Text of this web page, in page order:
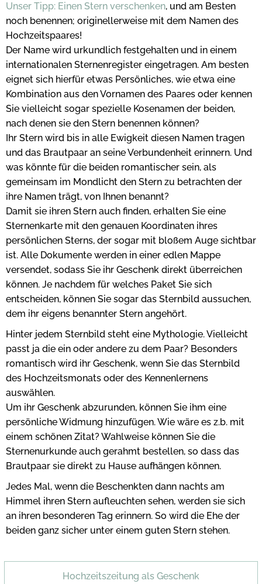
Unser Tipp: Einen Stern verschenken, und am Besten
noch benennen; originellerweise mit dem Namen des
Hochzeitspaares!
Der Name wird urkundlich festgehalten und in einem
internationalen Sternenregister eingetragen. Am besten
eignet sich hierfür etwas Persönliches, wie etwa eine
Kombination aus den Vornamen des Paares oder kennen
Sie vielleicht sogar spezielle Kosenamen der beiden,
nach denen sie den Stern benennen können?
Ihr Stern wird bis in alle Ewigkeit diesen Namen tragen
und das Brautpaar an seine Verbundenheit erinnern. Und
was könnte für die beiden romantischer sein, als
gemeinsam im Mondlicht den Stern zu betrachten der
ihre Namen trägt, von Ihnen benannt?
Damit sie ihren Stern auch finden, erhalten Sie eine
Sternenkarte mit den genauen Koordinaten ihres
persönlichen Sterns, der sogar mit bloßem Auge sichtbar
ist. Alle Dokumente werden in einer edlen Mappe
versendet, sodass Sie ihr Geschenk direkt überreichen
können. Je nachdem für welches Paket Sie sich
entscheiden, können Sie sogar das Sternbild aussuchen,
dem ihr eigens benannter Stern angehört.
Hinter jedem Sternbild steht eine Mythologie. Vielleicht
passt ja die ein oder andere zu dem Paar? Besonders
romantisch wird ihr Geschenk, wenn Sie das Sternbild
des Hochzeitsmonats oder des Kennenlernens
auswählen.
Um ihr Geschenk abzurunden, können Sie ihm eine
persönliche Widmung hinzufügen. Wie wäre es z.b. mit
einem schönen Zitat? Wahlweise können Sie die
Sternenurkunde auch gerahmt bestellen, so dass das
Brautpaar sie direkt zu Hause aufhängen können.
Jedes Mal, wenn die Beschenkten dann nachts am
Himmel ihren Stern aufleuchten sehen, werden sie sich
an ihren besonderen Tag erinnern. So wird die Ehe der
beiden ganz sicher unter einem guten Stern stehen.
Hochzeitszeitung als Geschenk